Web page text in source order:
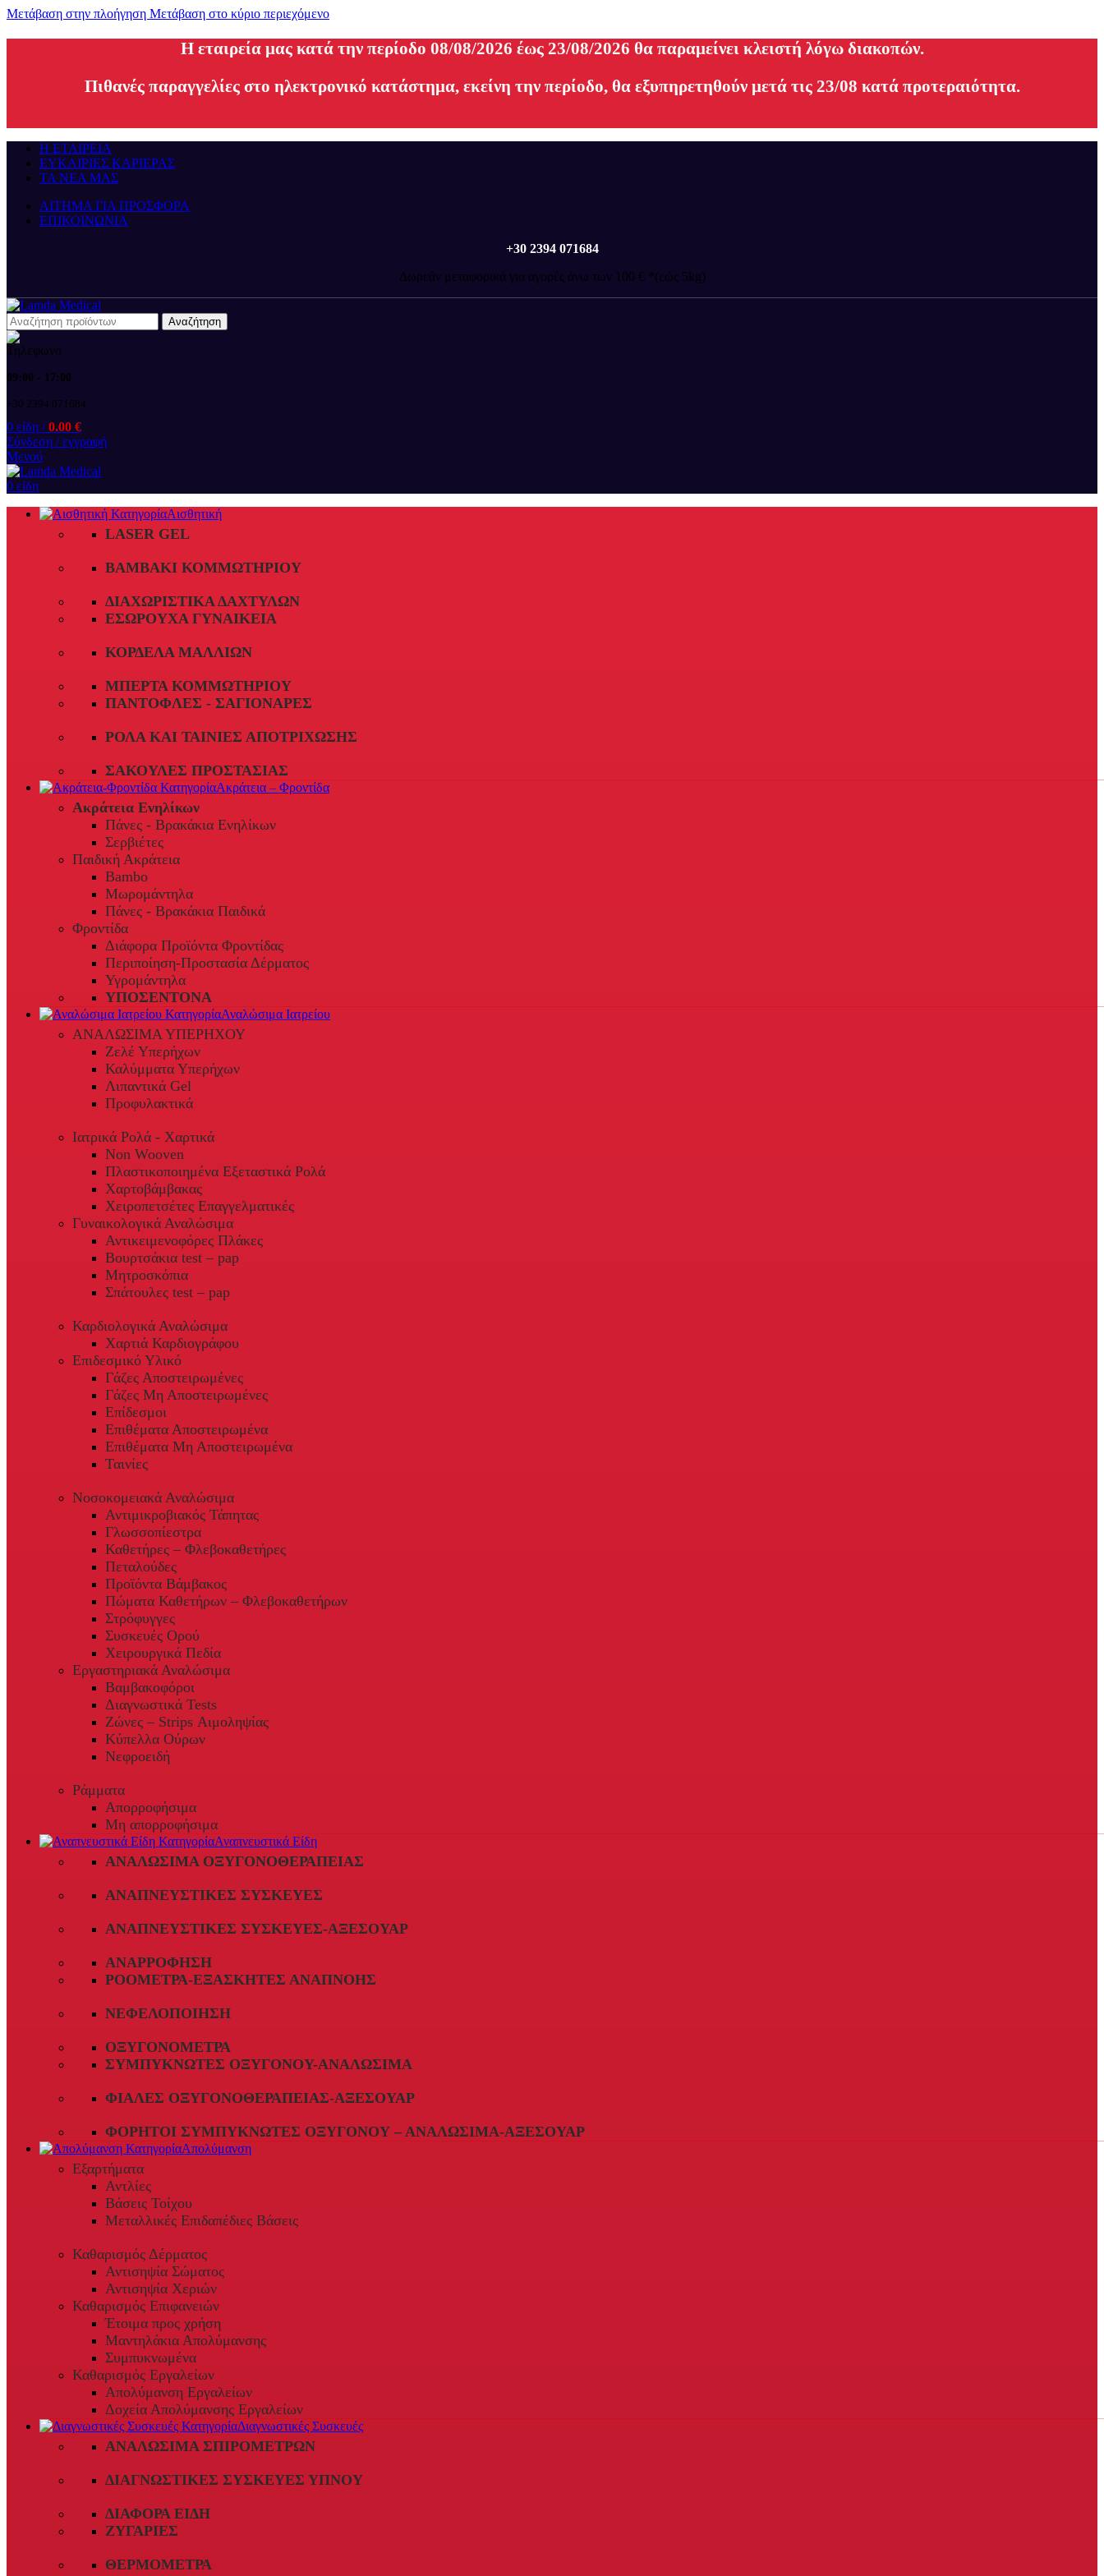
Μετάβαση στην πλοήγηση Μετάβαση στο κύριο περιεχόμενο
H εταιρεία μας κατά την περίοδο 08/08/2026 έως 23/08/2026 θα παραμείνει κλειστή λόγω διακοπών.
Πιθανές παραγγελίες στο ηλεκτρονικό κατάστημα, εκείνη την περίοδο, θα εξυπηρετηθούν μετά τις 23/08 κατά προτεραιότητα.
Η ΕΤΑΙΡΕΙΑ
ΕΥΚΑΙΡΙΕΣ ΚΑΡΙΕΡΑΣ
ΤΑ ΝΕΑ ΜΑΣ
ΑΙΤΗΜΑ ΓΙΑ ΠΡΟΣΦΟΡΑ
ΕΠΙΚΟΙΝΩΝΙΑ
+30 2394 071684
Δωρεάν μεταφορικά για αγορές άνω των 100 € *(εώς 5kg)
Αναζήτηση
09:00 - 17:00
+30 2394 071684
0 είδη / 0.00 €
Σύνδεση / εγγραφή
Μενού
0 είδη
Αισθητική
LASER GEL
ΒΑΜΒΆΚΙ ΚΟΜΜΩΤΗΡΊΟΥ
ΔΙΑΧΩΡΙΣΤΙΚΆ ΔΑΧΤΎΛΩΝ
ΕΣΏΡΟΥΧΑ ΓΥΝΑΙΚΕΊΑ
ΚΟΡΔΈΛΑ ΜΑΛΛΙΏΝ
ΜΠΈΡΤΑ ΚΟΜΜΩΤΗΡΊΟΥ
ΠΑΝΤΌΦΛΕΣ - ΣΑΓΙΟΝΆΡΕΣ
ΡΟΛΆ ΚΑΙ ΤΑΙΝΊΕΣ ΑΠΟΤΡΊΧΩΣΗΣ
ΣΑΚΟΎΛΕΣ ΠΡΟΣΤΑΣΊΑΣ
Ακράτεια – Φροντίδα
Ακράτεια Ενηλίκων
Πάνες - Βρακάκια Ενηλίκων
Σερβιέτες
Παιδική Ακράτεια
Bambo
Μωρομάντηλα
Πάνες - Βρακάκια Παιδικά
Φροντίδα
Διάφορα Προϊόντα Φροντίδας
Περιποίηση-Προστασία Δέρματος
Υγρομάντηλα
ΥΠΟΣΕΝΤΟΝΑ
Αναλώσιμα Ιατρείου
ΑΝΑΛΩΣΙΜΑ ΥΠΕΡΗΧΟΥ
Ζελέ Υπερήχων
Καλύμματα Υπερήχων
Λιπαντικά Gel
Προφυλακτικά
Ιατρικά Ρολά - Χαρτικά
Non Wooven
Πλαστικοποιημένα Εξεταστικά Ρολά
Χαρτοβάμβακας
Χειροπετσέτες Επαγγελματικές
Γυναικολογικά Αναλώσιμα
Αντικειμενοφόρες Πλάκες
Βουρτσάκια test – pap
Μητροσκόπια
Σπάτουλες test – pap
Καρδιολογικά Αναλώσιμα
Χαρτιά Καρδιογράφου
Επιδεσμικό Υλικό
Γάζες Αποστειρωμένες
Γάζες Μη Αποστειρωμένες
Επίδεσμοι
Επιθέματα Αποστειρωμένα
Επιθέματα Μη Αποστειρωμένα
Ταινίες
Νοσοκομειακά Αναλώσιμα
Αντιμικροβιακός Τάπητας
Γλωσσοπίεστρα
Καθετήρες – Φλεβοκαθετήρες
Πεταλούδες
Προϊόντα Βάμβακος
Πώματα Καθετήρων – Φλεβοκαθετήρων
Στρόφυγγες
Συσκευές Ορού
Χειρουργικά Πεδία
Εργαστηριακά Αναλώσιμα
Βαμβακοφόροι
Διαγνωστικά Tests
Ζώνες – Strips Αιμοληψίας
Κύπελλα Ούρων
Νεφροειδή
Ράμματα
Απορροφήσιμα
Μη απορροφήσιμα
Αναπνευστικά Είδη
ΑΝΑΛΏΣΙΜΑ ΟΞΥΓΟΝΟΘΕΡΑΠΕΊΑΣ
ΑΝΑΠΝΕΥΣΤΙΚΈΣ ΣΥΣΚΕΥΈΣ
ΑΝΑΠΝΕΥΣΤΙΚΈΣ ΣΥΣΚΕΥΈΣ-ΑΞΕΣΟΥΆΡ
ΑΝΑΡΡΌΦΗΣΗ
ΡΟΌΜΕΤΡΑ-ΕΞΑΣΚΗΤΈΣ ΑΝΑΠΝΟΉΣ
ΝΕΦΕΛΟΠΟΊΗΣΗ
ΟΞΥΓΟΝΌΜΕΤΡΑ
ΣΥΜΠΥΚΝΩΤΈΣ ΟΞΥΓΌΝΟΥ-ΑΝΑΛΏΣΙΜΑ
ΦΙΆΛΕΣ ΟΞΥΓΟΝΟΘΕΡΑΠΕΊΑΣ-ΑΞΕΣΟΥΆΡ
ΦΟΡΗΤΟΊ ΣΥΜΠΥΚΝΩΤΈΣ ΟΞΥΓΌΝΟΥ – ΑΝΑΛΏΣΙΜΑ-ΑΞΕΣΟΥΆΡ
Απολύμανση
Εξαρτήματα
Αντλίες
Βάσεις Τοίχου
Μεταλλικές Επιδαπέδιες Βάσεις
Καθαρισμός Δέρματος
Αντισηψία Σώματος
Αντισηψία Χεριών
Καθαρισμός Επιφανειών
Έτοιμα προς χρήση
Μαντηλάκια Απολύμανσης
Συμπυκνωμένα
Καθαρισμός Εργαλείων
Απολύμανση Εργαλείων
Δοχεία Απολύμανσης Εργαλείων
Διαγνωστικές Συσκευές
ΑΝΑΛΏΣΙΜΑ ΣΠΙΡΟΜΈΤΡΩΝ
ΔΙΑΓΝΩΣΤΙΚΈΣ ΣΥΣΚΕΥΈΣ ΎΠΝΟΥ
ΔΙΆΦΟΡΑ ΕΊΔΗ
ΖΥΓΑΡΙΈΣ
ΘΕΡΜΌΜΕΤΡΑ